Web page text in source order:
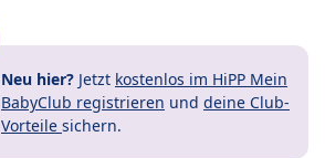
Neu hier? Jetzt kostenlos im HiPP Mein
BabyClub registrieren und deine Club-
Vorteile sichern.